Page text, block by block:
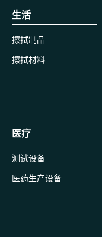
生活
擦拭制品
擦拭材料
医疗
测试设备
医药生产设备